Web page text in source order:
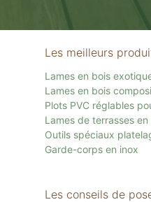
Les meilleurs
Lames en bois
Lames en bois
Plots PVC réglables
Lames de terrasses
Outils spéciaux
Garde-corps en inox
Les conseils de